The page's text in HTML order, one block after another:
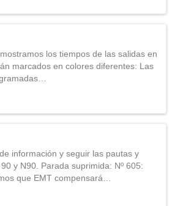
los tiempos de las salidas en
marcados en colores diferentes: Las
información y seguir las pautas y
y N90. Parada suprimida: Nº 605:
que EMT compensará…